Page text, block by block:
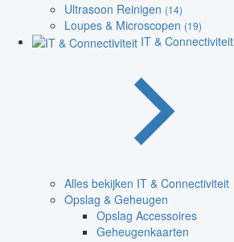
Ultrasoon Reinigen (14)
Loupes & Microscopen (19)
IT & Connectiviteit
Alles bekijken IT & Connectiviteit
Opslag & Geheugen
Opslag Accessoires
Geheugenkaarten